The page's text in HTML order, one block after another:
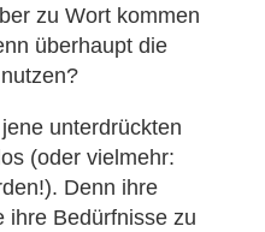
zu Wort kommen
überhaupt die
unterdrückten
(oder vielmehr:
Denn ihre
ihre Bedürfnisse zu